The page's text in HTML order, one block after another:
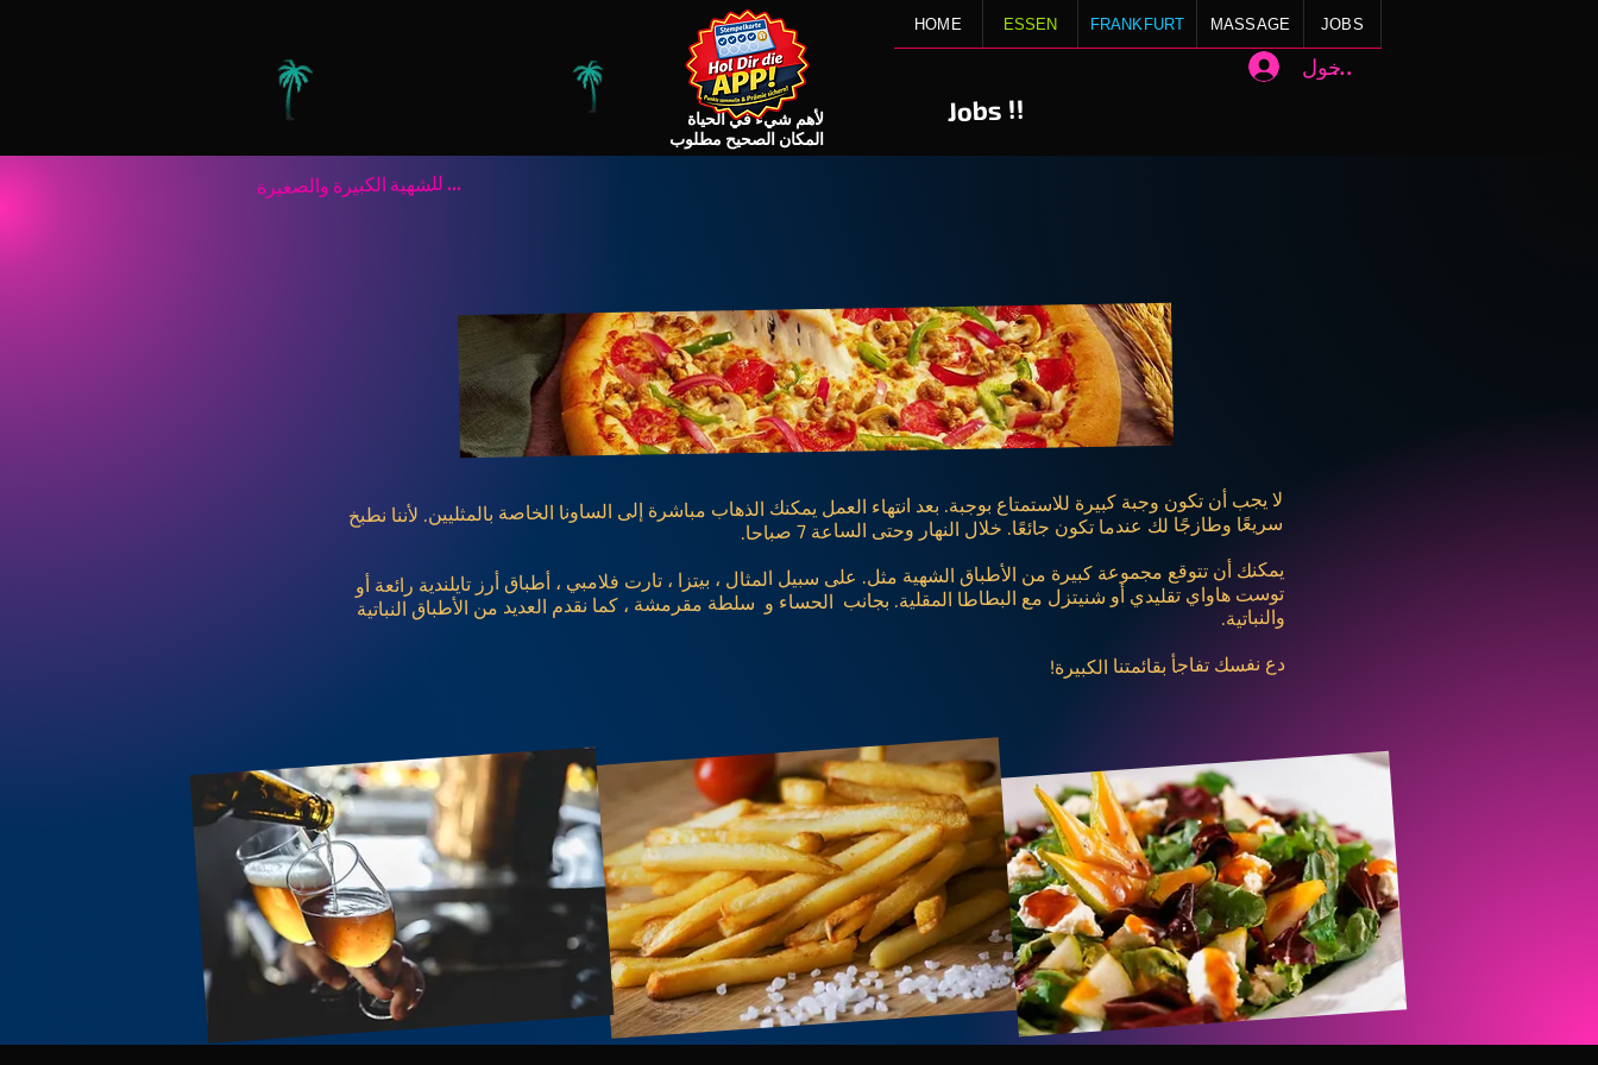
HOME ESSEN FRANKFURT MASSAGE JOBS
لأهم شيء في الحياة
المكان الصحيح مطلوب
Jobs !!
تسجيل الدخول
للشهية الكبيرة والصغيرة ...
لا يجب أن تكون وجبة كبيرة للاستمتاع بوجبة. بعد انتهاء العمل يمكنك الذهاب مباشرة إلى الساونا الخاصة بالمثليين. لأننا نطبخ
سريعًا وطازجًا لك عندما تكون جائعًا. خلال النهار وحتى الساعة 7 صباحا.
يمكنك أن تتوقع مجموعة كبيرة من الأطباق الشهية مثل. على سبيل المثال ، بيتزا ، تارت فلامبي ، أطباق أرز تايلندية رائعة أو
توست هاواي تقليدي أو شنيتزل مع البطاطا المقلية. بجانب الحساء و سلطة مقرمشة ، كما نقدم العديد من الأطباق النباتية والنباتية.
دع نفسك تفاجأ بقائمتنا الكبيرة!